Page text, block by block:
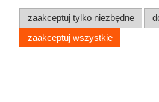
Informacje
zaakceptuj tylko niezbędne
zaakceptuj wszystkie